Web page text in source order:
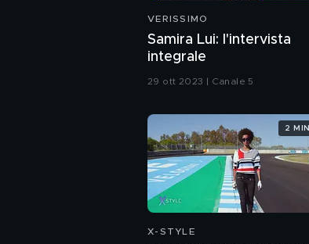
VERISSIMO
Samira Lui: l'intervista
integrale
29 ott 2023 | Canale 5
X-STYLE
2 MIN